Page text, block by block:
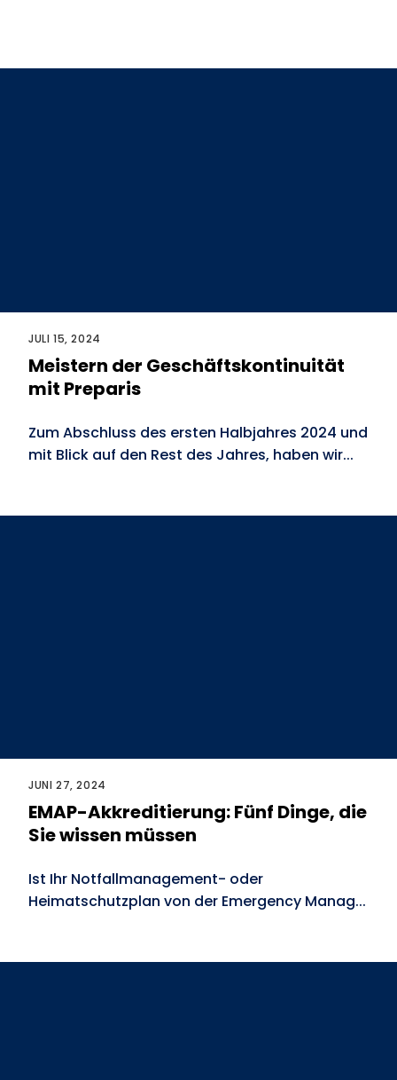
JULI 15, 2024
Meistern der Geschäftskontinuität
mit Preparis
Zum Abschluss des ersten Halbjahres 2024 und
mit Blick auf den Rest des Jahres, haben wir...
JUNI 27, 2024
EMAP-Akkreditierung: Fünf Dinge, die
Sie wissen müssen
Ist Ihr Notfallmanagement- oder
Heimatschutzplan von der Emergency Manag...